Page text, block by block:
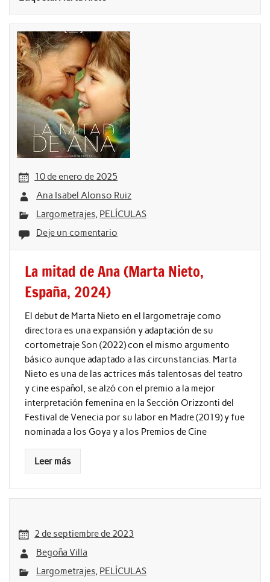
10 de enero de 2025
Ana Isabel Alonso Ruiz
Largometrajes, PELÍCULAS
Deje un comentario
La mitad de Ana (Marta Nieto,
España, 2024)
El debut de Marta Nieto en el largometraje como
directora es una expansión y adaptación de su
cortometraje Son (2022) con el mismo argumento
básico aunque adaptado a las circunstancias. Marta
Nieto es una de las actrices más talentosas del teatro
y cine español, se alzó con el premio a la mejor
interpretación femenina en la Sección Orizzonti del
Festival de Venecia por su labor en Madre (2019) y fue
nominada a los Goya y a los Premios de Cine
Leer más
2 de septiembre de 2023
Begoña Villa
Largometrajes, PELÍCULAS